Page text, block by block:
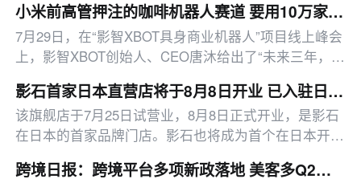
店、咖啡机器人赛道布局、微信功能更新、快手818活
动启动等消息。
小米前高管押注的咖啡机器人赛道 要用10万家门店PK瑞幸们？
7月29日，在“影智XBOT具身商业机器人”项目线上峰会
上，影智XBOT创始人、CEO唐沐给出了“未来三年，国
字是瑞幸与库迪国内在营门店数量总和的两倍。
影石首家日本直营店将于8月8日开业 已入驻日本约1500家线下零售渠道
该旗舰店于7月25日试营业，8月8日正式开业，是影石
在日本的首家品牌门店。影石也将成为首个在日本开设
跨境日报：跨境平台多项新政落地 美客多Q2营收同比增50%